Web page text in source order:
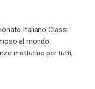
Italiano Classi
al mondo.
mattutine per tutti,